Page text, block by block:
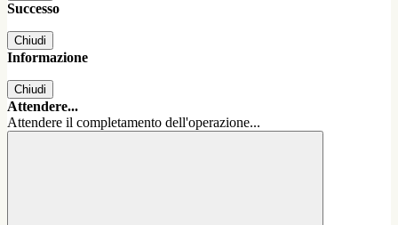
Successo
Chiudi
Informazione
Chiudi
Attendere...
Attendere il completamento dell'operazione...